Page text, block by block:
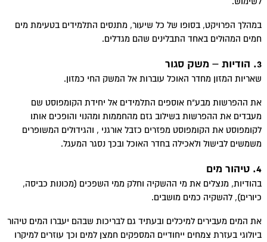
במהלך הפרויקט, בסופו של כל שיעור, מתנסים התלמידים בטעימת מים
חמים המהולים באחד התבלינים שהם מגדלים.
3. הודיות – משק סגור
שאריות המזון מחדר האוכל עוברות אל המשק החי כמזון.
את ההפרשות מבע"ח אוספים התלמידים אל יחידת הקומפוסט שם
מעבדים את ההפרשות בשילוב גזם מהחממות ומהנוי והופכים אותו
לקומפוסט את הקומפוסט מפזרים כזבל אורגני , והגידולים המשופרים
משמשים לבישול ולאכילה בחדר האוכל ובכך נסגר המעגל.
4. טיהור מים
בהודיות, מנצלים את מי ההשקיה וחלק ממי השפכים (מכונות כביסה,
כיורים), להשקיה כמים מושבים.
את המים מעבירים למיכלים ובעתיד גם לבריכות שבהם יעברו המים טיהור
ביולוגי בעזרת צמחים ייחודיים המספקים חמצן למים וכך עוזרים למיקרו